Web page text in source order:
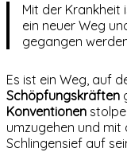
Mit der Krankheit
ein neuer Weg
gegangen
Es ist ein Weg, auf
Schöpfungskräften
Konventionen
umzugehen und mit
Schlingensief auf